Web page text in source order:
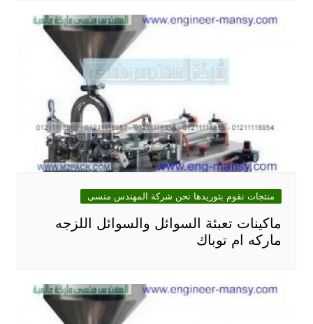
منتجات نقوم بتوريدها نحن شركة المهندس منسى
ماكينات تعبئة السوائل والسوائل اللزجه
ماركه ام توباك